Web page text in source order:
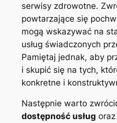
serwisy zdrowotne.
powtarzające się
mogą wskazywać na
usług świadczonych
Pamiętaj jednak, aby
i skupić się na tych,
konkretne i
Następnie warto
dostępność usług oraz